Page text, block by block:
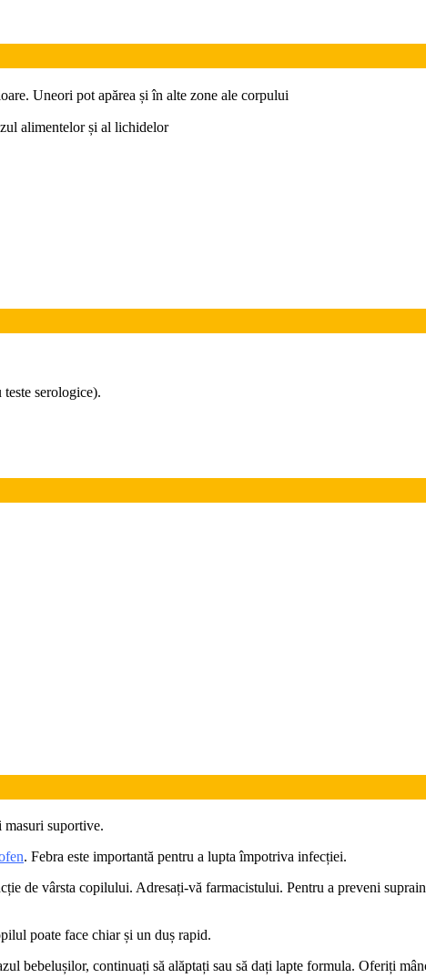
Uneori pot apărea și în alte zone ale corpului
alimentelor și al lichidelor
serologice).
masuri suportive.
. Febra este importantă pentru a lupta împotriva infecției.
de vârsta copilului. Adresați-vă farmacistului. Pentru a preveni
poate face chiar și un duș rapid.
bebelușilor, continuați să alăptați sau să dați lapte formula. Oferiți